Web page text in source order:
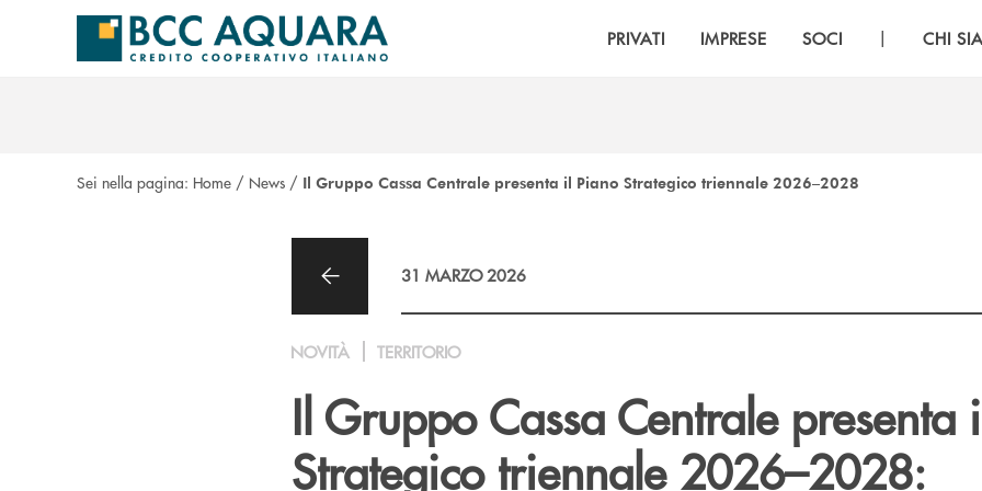
Salta al contenuto principale
PRIVATI IMPRESE SOCI | CHI
Sei nella pagina: Home / News / Il Gruppo Cassa Centrale presenta il Piano Strategico triennale 2026–2028
31 MARZO 2026
NOVITÀ TERRITORIO
Il Gruppo Cassa Centrale presenta
Strategico triennale 2026–2028: